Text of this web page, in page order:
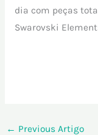
dia com peças
Swarovski
← Previous Artigo